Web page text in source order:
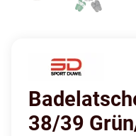
38/39